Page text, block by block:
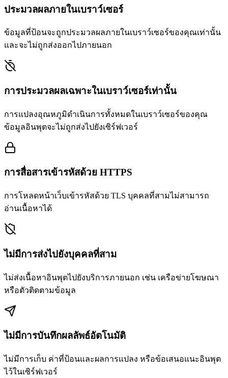
ประมวลผลภายในเบราว์เซอร์
ข้อมูลที่ป้อนจะถูกประมวลผลภายในเบราว์เซอร์ของคุณเท่านั้น
และจะไม่ถูกส่งออกไปภายนอก
การประมวลผลเฉพาะในเบราว์เซอร์เท่านั้น
การแปลงอุณหภูมิดำเนินการทั้งหมดในเบราว์เซอร์ของคุณ
ข้อมูลอินพุตจะไม่ถูกส่งไปยังเซิร์ฟเวอร์
การสื่อสารเข้ารหัสด้วย HTTPS
การโหลดหน้าเว็บเข้ารหัสด้วย TLS บุคคลที่สามไม่สามารถ
อ่านเนื้อหาได้
ไม่มีการส่งไปยังบุคคลที่สาม
ไม่ส่งเนื้อหาอินพุตไปยังบริการภายนอก เช่น เครือข่ายโฆษณา
หรือตัวติดตามข้อมูล
ไม่มีการบันทึกผลลัพธ์อัตโนมัติ
ไม่มีการเก็บ ค่าที่ป้อนและผลการแปลง หรือข้อเสนอแนะอินพุต
ไว้ในเซิร์ฟเวอร์